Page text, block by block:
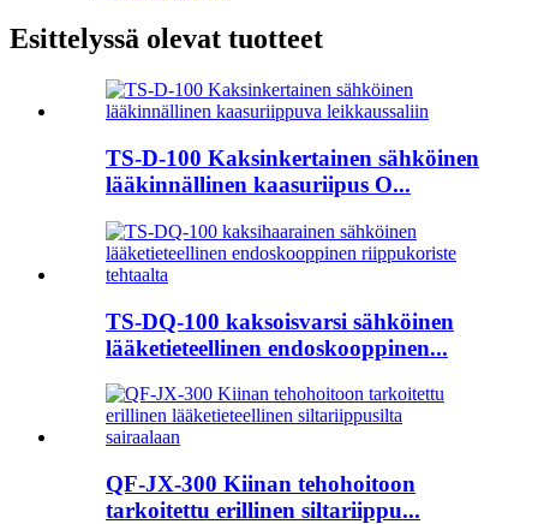
Esittelyssä olevat tuotteet
TS-D-100 Kaksinkertainen sähköinen
lääkinnällinen kaasuriipus O...
TS-DQ-100 kaksoisvarsi sähköinen
lääketieteellinen endoskooppinen...
QF-JX-300 Kiinan tehohoitoon
tarkoitettu erillinen siltariippu...